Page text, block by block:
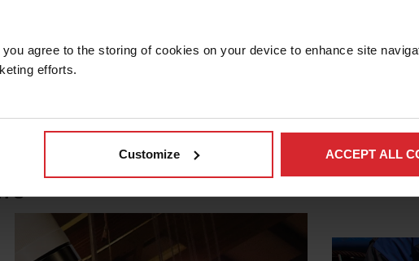
agree to the storing of cookies on your device to enhance site
efforts.
Customize ACCEPT ALL